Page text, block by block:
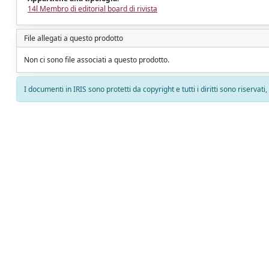
14l Membro di editorial board di rivista
File allegati a questo prodotto
Non ci sono file associati a questo prodotto.
I documenti in IRIS sono protetti da copyright e tutti i diritti sono